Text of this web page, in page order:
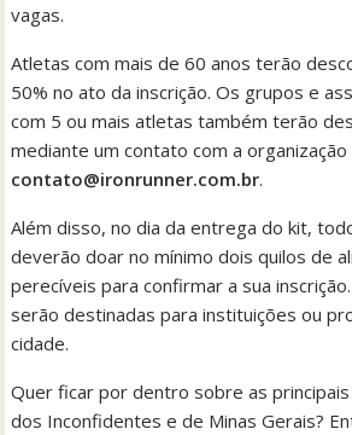
vagas.
Atletas com mais de 60 anos terão
50% no ato da inscrição. Os grupos e
com 5 ou mais atletas também terão
mediante um contato com a organização
contato@ironrunner.com.br.
Além disso, no dia da entrega do kit,
deverão doar no mínimo dois quilos de
perecíveis para confirmar a sua
serão destinadas para instituições ou
cidade.
Quer ficar por dentro sobre as
dos Inconfidentes e de Minas Gerais?